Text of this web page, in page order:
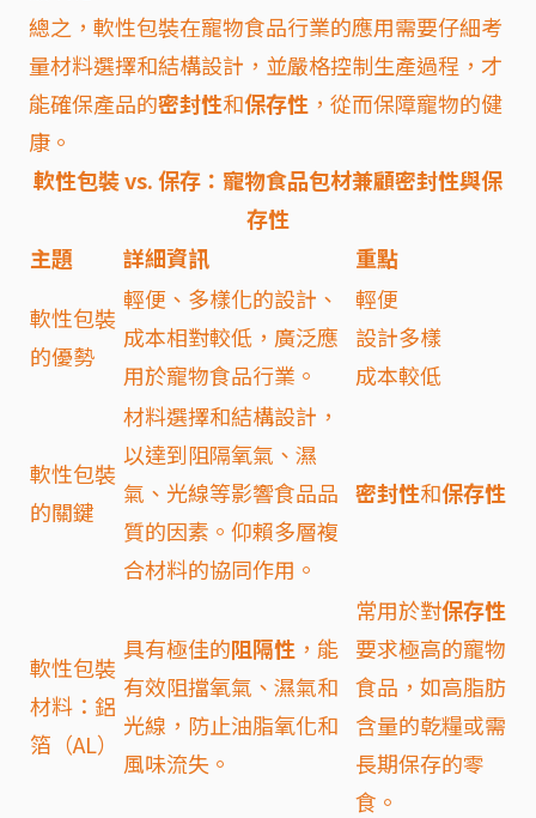
總之，軟性包裝在寵物食品行業的應用需要仔細考
量材料選擇和結構設計，並嚴格控制生產過程，才
能確保產品的密封性和保存性 ，從而保障寵物的健
康。
軟性包裝 vs. 保存：寵物食品包材兼顧密封性與保
存性
主題
詳細資訊
重點
軟性包裝
的優勢
輕便、多樣化的設計、
成本相對較低，廣泛應
用於寵物食品行業。
輕便
設計多樣
成本較低
軟性包裝
的關鍵
材料選擇和結構設計，
以達到阻隔氧氣、濕
氣、光線等影響食品品
質的因素。仰賴多層複
合材料的協同作用。
密封性和保存性
軟性包裝
材料：鋁
箔（AL）
具有極佳的阻隔性 ，能
有效阻擋氧氣、濕氣和
光線，防止油脂氧化和
風味流失。
常用於對保存性
要求極高的寵物
食品，如高脂肪
含量的乾糧或需
長期保存的零
食。